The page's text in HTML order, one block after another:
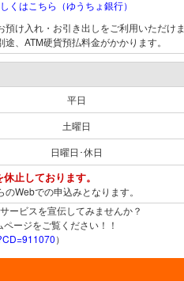
くはこちら（ゆうちょ銀行）
け入れ・お引き出しをご利用いただけま
、ATM硬貨預払料金がかかります。
平日
土曜日
日曜日･休日
止しております。
Webでの申込みとなります。
ービスを宣伝してみませんか？
ージをご覧ください！！
）